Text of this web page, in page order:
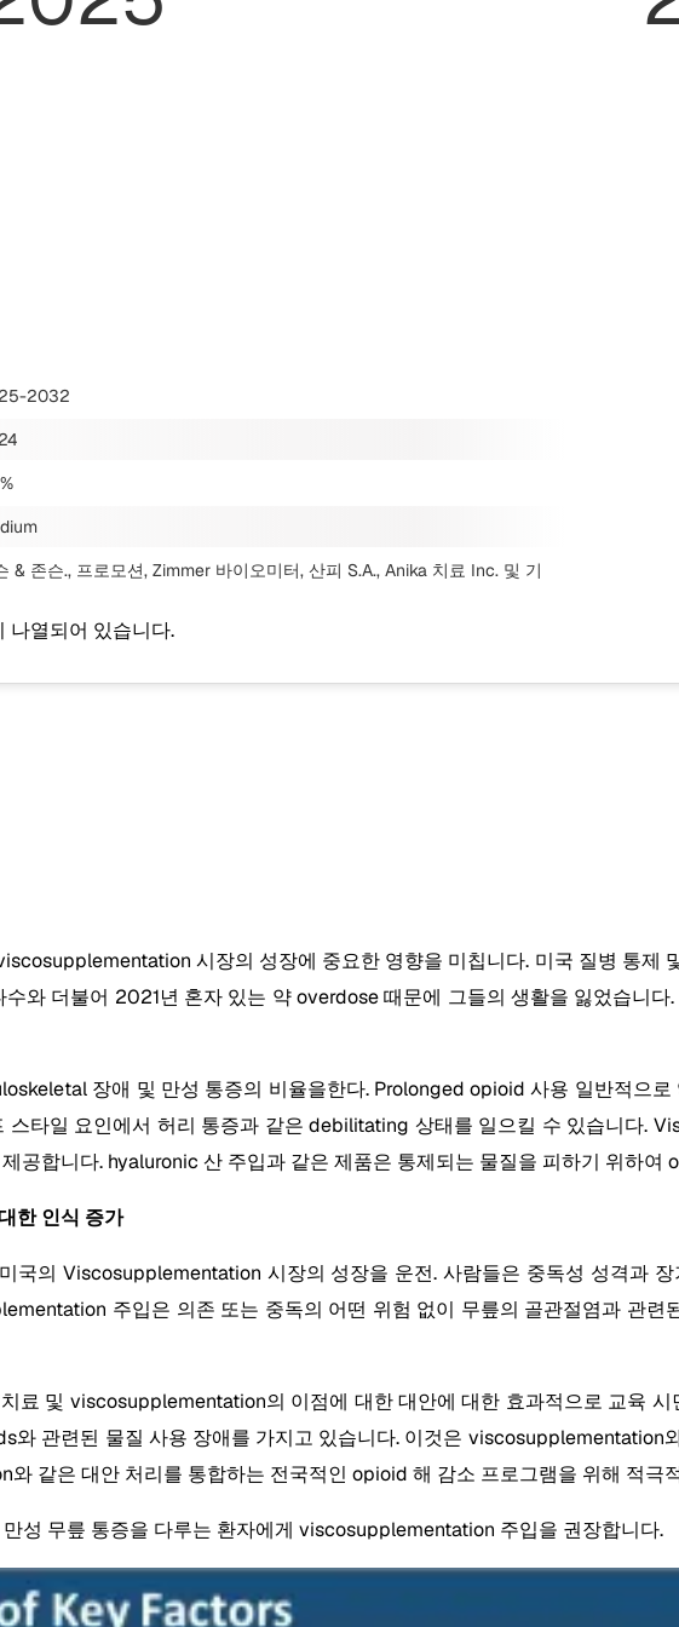
2032
& 존슨., 프로모션, Zimmer 바이오미터, 산피 S.A., Anika 치료 Inc. 및 기
나열되어 있습니다.
시장의 성장에 중요한 영향을 미칩니다. 미국 질병 통제
와 더불어 2021년 혼자 있는 약 overdose 때문에 그들의 생활을 잃었습니
장애 및 만성 통증의 비율을한다. Prolonged opioid 사용 일반적으
스타일 요인에서 허리 통증과 같은 debilitating 상태를 일으킬 수 있습니다.
공합니다. hyaluronic 산 주입과 같은 제품은 통제되는 물질을 피하기 위하
한 인식 증가
국의 Viscosupplementation 시장의 성장을 운전. 사람들은 중독성 성격과
주입은 의존 또는 중독의 어떤 위험 없이 무릎의 골관절염과 관
료 및 viscosupplementation의 이점에 대한 대안에 대한 효과적으로 교육
관련된 물질 사용 장애를 가지고 있습니다. 이것은 viscosupplementation
같은 대안 처리를 통합하는 전국적인 opioid 해 감소 프로그램을 위해 적극
성 무릎 통증을 다루는 환자에게 viscosupplementation 주입을 권장합니다.